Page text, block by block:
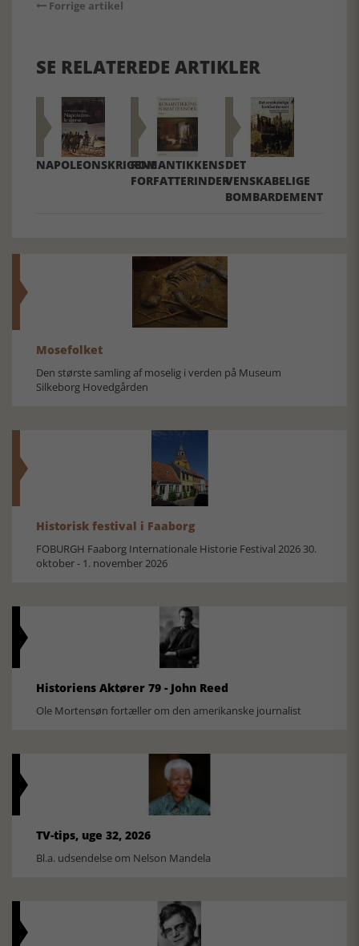
Forrige artikel
SE RELATEREDE ARTIKLER
NAPOLEONSKRIGENEROMANTIKKENS
FORFATTERINDER
DET
VENSKABELIGE
BOMBARDEMENT
Mosefolket
Den største samling af moselig i verden på Museum
Silkeborg Hovedgården
Historisk festival i Faaborg
FOBURGH Faaborg Internationale Historie Festival 2026 30.
oktober - 1. november 2026
Historiens Aktører 79 - John Reed
Ole Mortensøn fortæller om den amerikanske journalist
TV-tips, uge 32, 2026
Bl.a. udsendelse om Nelson Mandela